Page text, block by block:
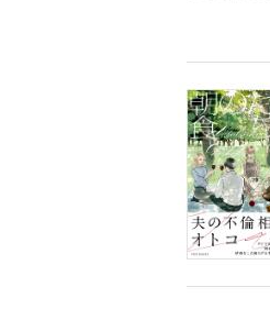
とう）。
本作品は単
をつけ下さ